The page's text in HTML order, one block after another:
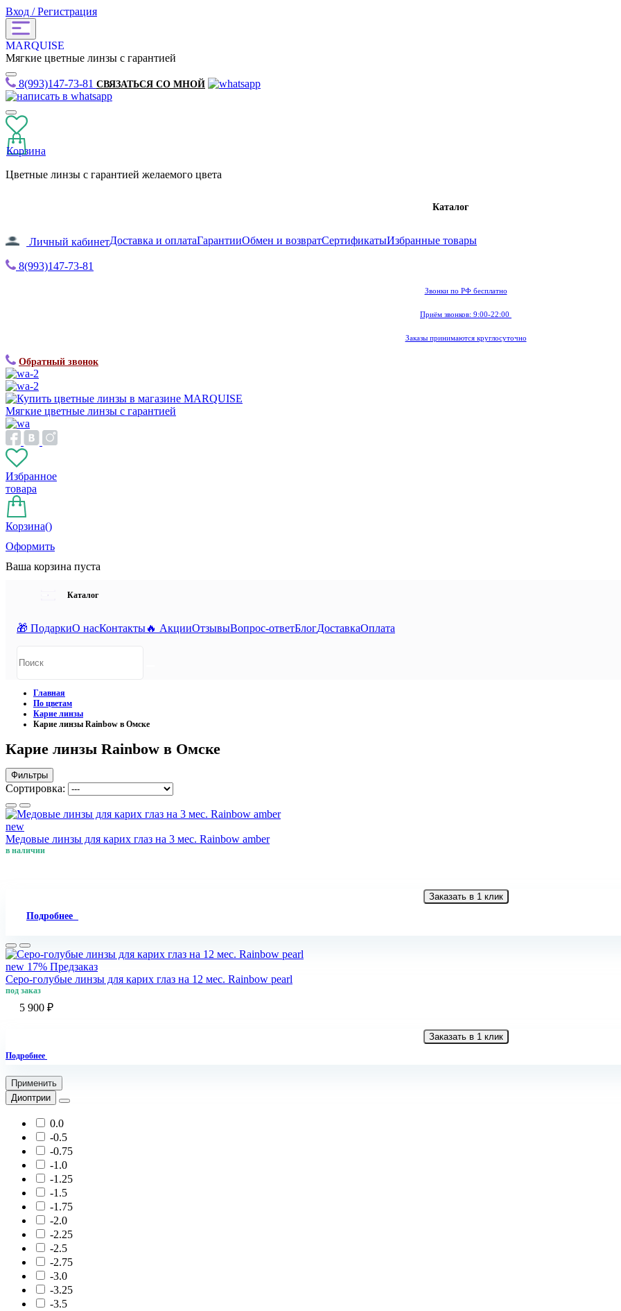
Вход / Регистрация
MARQUISE
Мягкие цветные линзы с гарантией
8(993)147-73-81 СВЯЗАТЬСЯ СО МНОЙ
Корзина
Цветные линзы с гарантией желаемого цвета
Каталог
Личный кабинетДоставка и оплатаГарантииОбмен и возвратСертификатыИзбранные товары
8(993)147-73-81
Звонки по РФ бесплатно
Приём звонков: 9:00-22:00
Заказы принимаются круглосуточно
Обратный звонок
Мягкие цветные линзы с гарантией
Избранное
товара
Корзина()
Оформить
Ваша корзина пуста
Каталог
🎁 ПодаркиО насКонтакты🔥 АкцииОтзывыВопрос-ответБлогДоставкаОплата
Главная
По цветам
Карие линзы
Карие линзы Rainbow в Омске
Карие линзы Rainbow в Омске
Фильтры
Сортировка:
new
Медовые линзы для карих глаз на 3 мес. Rainbow amber
в наличии
Заказать в 1 клик
Подробнее
new 17% Предзаказ
Серо-голубые линзы для карих глаз на 12 мес. Rainbow pearl
под заказ
5 900 ₽
Заказать в 1 клик
Подробнее
Применить
Диоптрии
0.0
-0.5
-0.75
-1.0
-1.25
-1.5
-1.75
-2.0
-2.25
-2.5
-2.75
-3.0
-3.25
-3.5